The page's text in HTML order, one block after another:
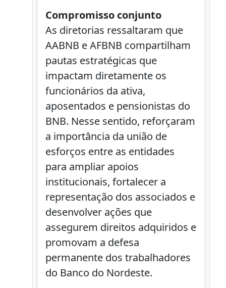
Compromisso conjunto
As diretorias ressaltaram que
AABNB e AFBNB compartilham
pautas estratégicas que
impactam diretamente os
funcionários da ativa,
aposentados e pensionistas do
BNB. Nesse sentido, reforçaram
a importância da união de
esforços entre as entidades
para ampliar apoios
institucionais, fortalecer a
representação dos associados e
desenvolver ações que
assegurem direitos adquiridos e
promovam a defesa
permanente dos trabalhadores
do Banco do Nordeste.